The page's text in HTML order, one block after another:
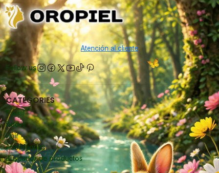
Atención al cliente
Follow us
CATEGORIES
Facial
Bodily
Hair
Accessories
Buscador de productos